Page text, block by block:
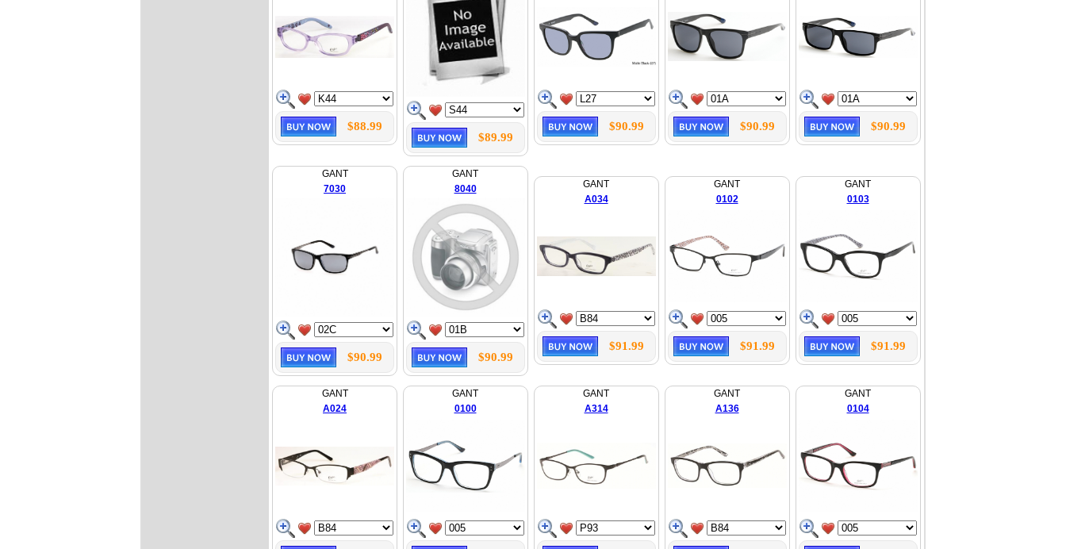
$88.99
$89.99
$90.99 $90.99 $90.99
GANT
7030
$90.99
GANT
8040
$90.99
GANT
A034
$91.99
GANT
0102
$91.99
GANT
0103
$91.99
GANT
A024
GANT
0100
GANT
A314
GANT
A136
GANT
0104